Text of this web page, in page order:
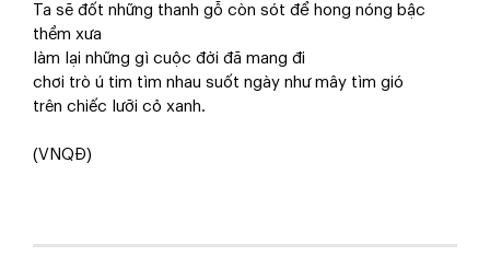
Ta sẽ đốt những thanh gỗ còn sót để hong nóng bậc
thềm xưa
làm lại những gì cuộc đời đã mang đi
chơi trò ú tim tìm nhau suốt ngày như mây tìm gió
trên chiếc lưỡi cỏ xanh.
(VNQĐ)